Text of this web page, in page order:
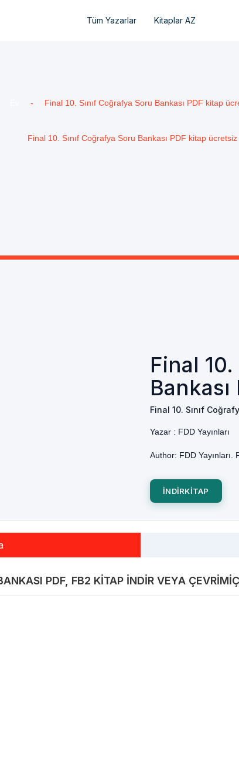
Tüm Yazarlar Kitaplar AZ
- Final 10. Sınıf Coğrafya Soru Bankası PDF kitap
Final 10. Sınıf Coğrafya Soru Bankası PDF kitap
Final
Final 10. Sınıf
Yazar : FDD Yayınları
Author: FDD Yayınları.
INDIRKITAP
PDF, FB2 KITAP INDIR VEYA